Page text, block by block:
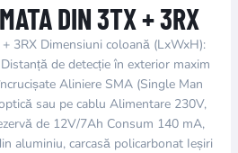
DIN 3TX + 3RX
3RX Dimensiuni coloană (LxWxH):
de detecție în exterior maxim
Aliniere SMA (Single Man
sau pe cablu Alimentare 230V,
de 12V/7Ah Consum 140 mA,
aluminiu, carcasă policarbonat Ieșiri